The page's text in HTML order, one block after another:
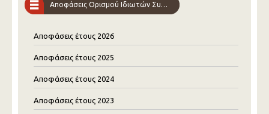
Αποφάσεις Ορισμού Ιδιωτών Συνεργατών (ΙΣ)
Αποφάσεις έτους 2026
Αποφάσεις έτους 2025
Αποφάσεις έτους 2024
Αποφάσεις έτους 2023